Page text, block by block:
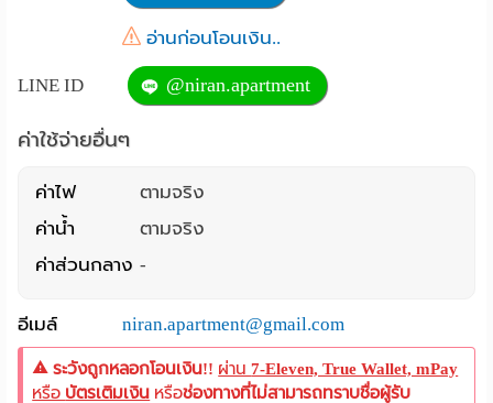
อ่านก่อนโอนเงิน..
LINE ID @niran.apartment
ค่าใช้จ่ายอื่นๆ
ค่าไฟ
ตามจริง
ค่าน้ำ
ตามจริง
ค่าส่วนกลาง -
อีเมล์ niran.apartment@gmail.com
ระวังถูกหลอกโอนเงิน!! ผ่าน7-Eleven, True Wallet, mPay
หรือ บัตรเติมเงิน หรือช่องทางที่ไม่สามารถทราบชื่อผู้รับ